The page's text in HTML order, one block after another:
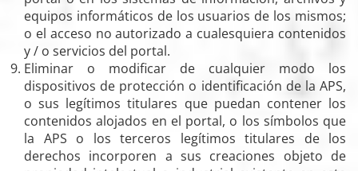
equipos informáticos de los usuarios de los mismos;
o el acceso no autorizado a cualesquiera contenidos
y / o servicios del portal.
Eliminar o modificar de cualquier modo los
dispositivos de protección o identificación de la APS,
o sus legítimos titulares que puedan contener los
contenidos alojados en el portal, o los símbolos que
la APS o los terceros legítimos titulares de los
derechos incorporen a sus creaciones objeto de